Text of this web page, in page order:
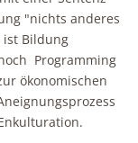
"nichts anderes
ist Bildung
Programming
ökonomischen